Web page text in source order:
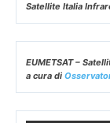
Satellite Italia
EUMETSAT –
a cura di